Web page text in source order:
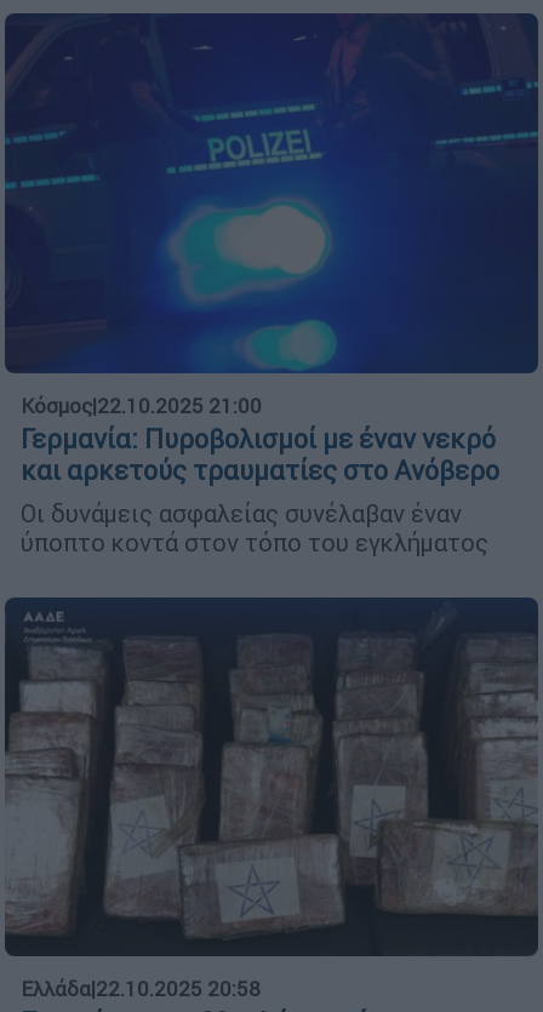
Κόσμος|22.10.2025 21:00
Γερμανία: Πυροβολισμοί με έναν νεκρό
και αρκετούς τραυματίες στο Ανόβερο
Οι δυνάμεις ασφαλείας συνέλαβαν έναν
ύποπτο κοντά στον τόπο του εγκλήματος
Ελλάδα|22.10.2025 20:58